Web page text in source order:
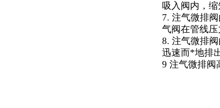
吸入阀内，
7. 注气微排
气阀在管线
8. 注气微排
迅速而*地排
9 注气微排阀